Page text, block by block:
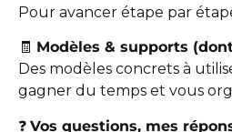
Pour avancer étape par
🧾 Modèles & supports
Des modèles concrets à
gagner du temps et vous
❓ Vos questions, mes